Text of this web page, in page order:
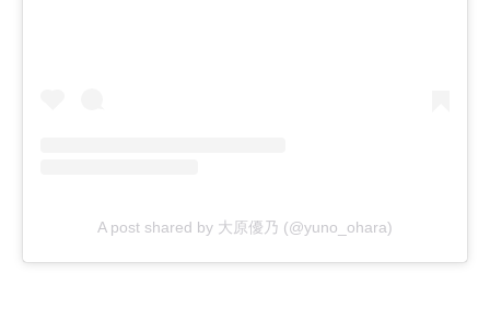
A post shared by 大原優乃 (@yuno_ohara)